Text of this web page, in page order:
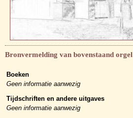
Bronvermelding van bovenstaand orgel
Boeken
Geen informatie aanwezig
Tijdschriften en andere uitgaves
Geen informatie aanwezig